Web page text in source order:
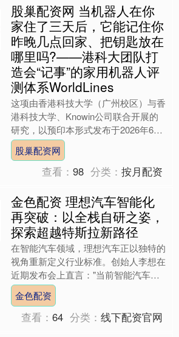
股巢配资网 当机器人在你
家住了三天后，它能记住你
昨晚几点回家、把钥匙放在
哪里吗?——港科大团队打
造会“记事”的家用机器人评
测体系WorldLines
这项由香港科技大学（广州校区）与香
港科技大学、Knowin公司联合开展的
研究，以预印本形式发布于2026年6月
17日，论文编号为arXiv:2606.18847....
股巢配资网
查看：98 分类：按月配资
金色配资 理想汽车智能化
再突破：以全栈自研之姿，
探索超越特斯拉新路径
在智能汽车领域，理想汽车正以独特的
视角重新定义行业标准。创始人李想在
近期发布会上直言："当前智能汽车本
质仍是功能驱动，而非真正的智
能。"这一论断直指行业核心痛点....
金色配资
查看：64 分类：线下配资官网